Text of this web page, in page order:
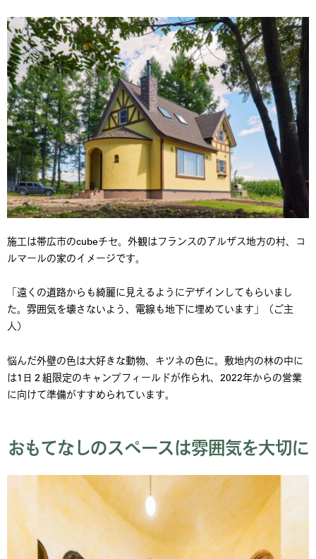
施工は帯広市のcubeチセ。外観はフランスのアルザス地方の村、コ
ルマールの家のイメージです。
「遠くの道路からも綺麗に見えるようにデザインしてもらいまし
た。雰囲気を壊さないよう、電線も地下に埋めています」（ご主
人）
悩んだ外壁の色は大好きな動物、キツネの色に。敷地内の林の中に
は1日２組限定のキャンプフィールドが作られ、2022年からの営業
に向けて準備がすすめられています。
おもてなしのスペースは雰囲気を大切に